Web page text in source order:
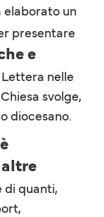
elaborato un
presentare
e
nelle
svolge,
diocesano.
è
di quanti,